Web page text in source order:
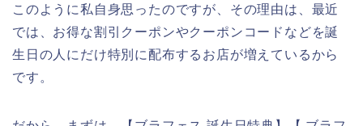
このように私自身思ったのですが、その理由は、最近
では、お得な割引クーポンやクーポンコードなどを誕
生日の人にだけ特別に配布するお店が増えているから
です。